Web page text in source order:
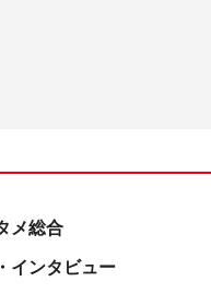
メ総合
インタビュー